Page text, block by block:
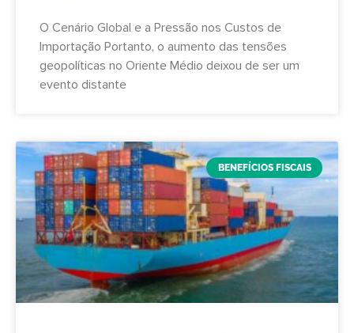
O Cenário Global e a Pressão nos Custos de
Importação Portanto, o aumento das tensões
geopolíticas no Oriente Médio deixou de ser um
evento distante
BENEFÍCIOS FISCAIS